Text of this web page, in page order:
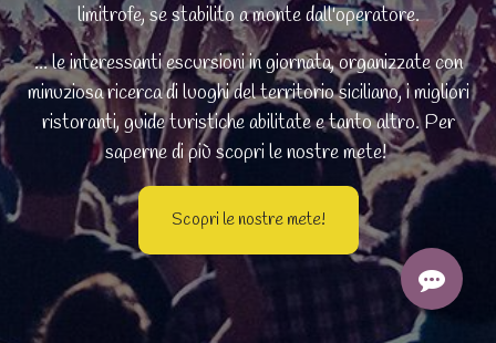
limitrofe, se stabilito a monte dall'operatore.
... le interessanti escursioni in giornata, organizzate con
minuziosa ricerca di luoghi del territorio siciliano, i migliori
ristoranti, guide turistiche abilitate e tanto altro. Per
saperne di più scopri le nostre mete!
Scopri le nostre mete!